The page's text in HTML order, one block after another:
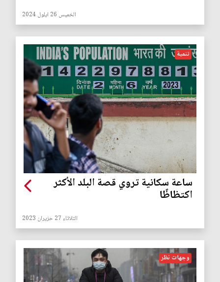
الخميس 26 ايلول 2024
تنمية
ساعة سكانية تروي قصة البلد الأكثر
اكتظاظًا
الثلاثاء 27 حزيران 2023
وجهات نظر